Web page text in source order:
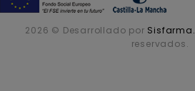
2026 © Desarrollado por Sisfarma.
reservados.